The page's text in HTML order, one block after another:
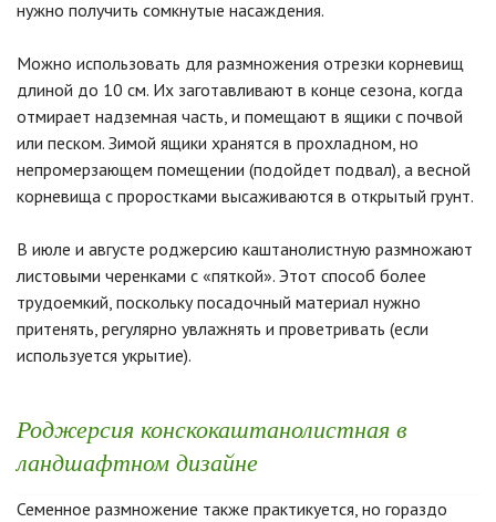
нужно получить сомкнутые насаждения.
Можно использовать для размножения отрезки корневищ
длиной до 10 см. Их заготавливают в конце сезона, когда
отмирает надземная часть, и помещают в ящики с почвой
или песком. Зимой ящики хранятся в прохладном, но
непромерзающем помещении (подойдет подвал), а весной
корневища с проростками высаживаются в открытый грунт.
В июле и августе роджерсию каштанолистную размножают
листовыми черенками с «пяткой». Этот способ более
трудоемкий, поскольку посадочный материал нужно
притенять, регулярно увлажнять и проветривать (если
используется укрытие).
Роджерсия конскокаштанолистная в
ландшафтном дизайне
Семенное размножение также практикуется, но гораздо